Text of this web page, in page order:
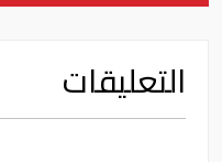
التعليقات